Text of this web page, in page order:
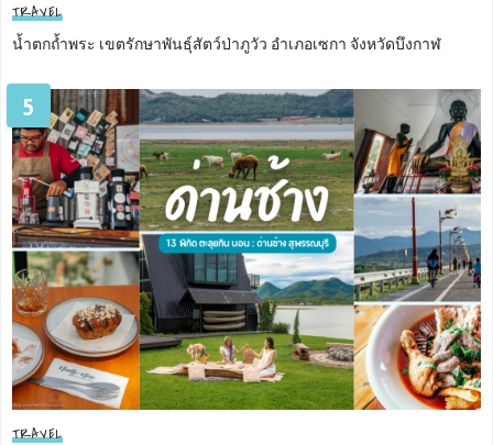
TRAVEL
น้ำตกถ้ำพระ เขตรักษาพันธุ์สัตว์ป่าภูวัว อำเภอเซกา จังหวัดบึงกาฬ
5
TRAVEL